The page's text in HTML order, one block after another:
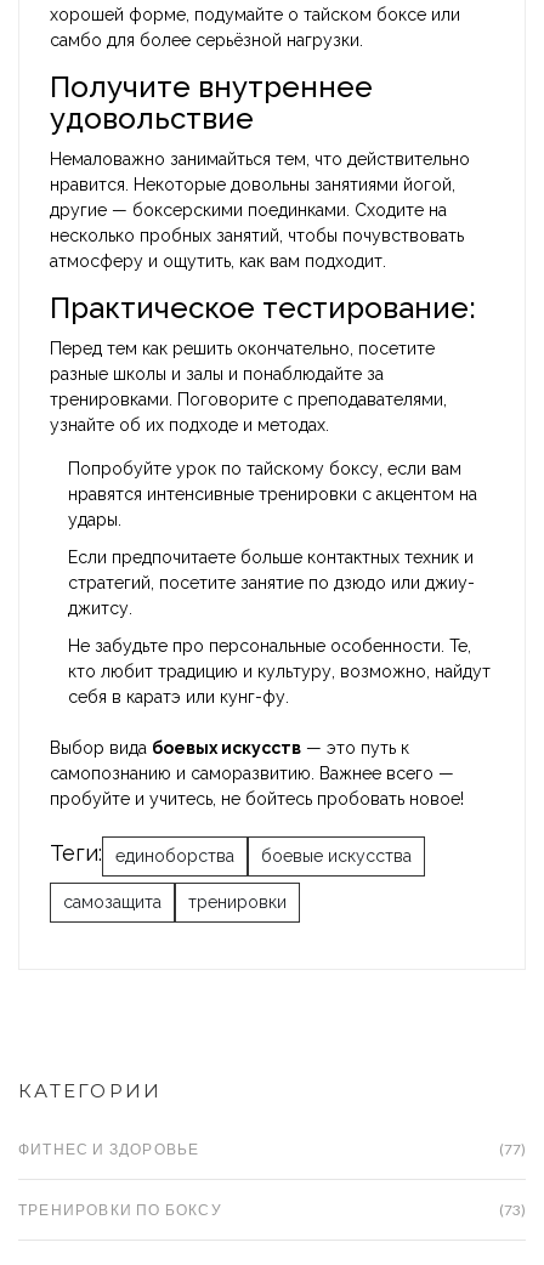
хорошей форме, подумайте о тайском боксе или
самбо для более серьёзной нагрузки.
Получите внутреннее
удовольствие
Немаловажно занимайться тем, что действительно
нравится. Некоторые довольны занятиями йогой,
другие — боксерскими поединками. Сходите на
несколько пробных занятий, чтобы почувствовать
атмосферу и ощутить, как вам подходит.
Практическое тестирование:
Перед тем как решить окончательно, посетите
разные школы и залы и понаблюдайте за
тренировками. Поговорите с преподавателями,
узнайте об их подходе и методах.
Попробуйте урок по тайскому боксу, если вам
нравятся интенсивные тренировки с акцентом на
удары.
Если предпочитаете больше контактных техник и
стратегий, посетите занятие по дзюдо или джиу-
джитсу.
Не забудьте про персональные особенности. Те,
кто любит традицию и культуру, возможно, найдут
себя в каратэ или кунг-фу.
Выбор вида боевых искусств — это путь к
самопознанию и саморазвитию. Важнее всего —
пробуйте и учитесь, не бойтесь пробовать новое!
Теги: единоборства боевые искусства
самозащита тренировки
КАТЕГОРИИ
ФИТНЕС И ЗДОРОВЬЕ (77)
ТРЕНИРОВКИ ПО БОКСУ (73)